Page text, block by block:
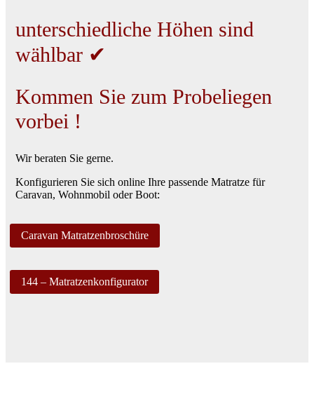
unterschiedliche Höhen sind
wählbar ✔
Kommen Sie zum Probeliegen
vorbei !
Wir beraten Sie gerne.
Konfigurieren Sie sich online Ihre passende Matratze für
Caravan, Wohnmobil oder Boot:
Caravan Matratzenbroschüre
144 – Matratzenkonfigurator